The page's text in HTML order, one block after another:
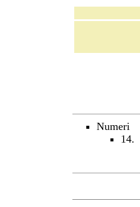
Numeri
14.